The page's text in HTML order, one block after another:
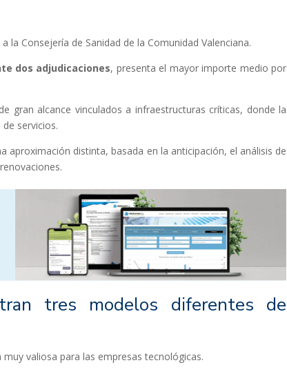
Consejería de Sanidad de la Comunidad Valenciana.
dos adjudicaciones, presenta el mayor importe medio por
gran alcance vinculados a infraestructuras críticas, donde la
servicios.
aproximación distinta, basada en la anticipación, el análisis de
tres modelos diferentes de
valiosa para las empresas tecnológicas.